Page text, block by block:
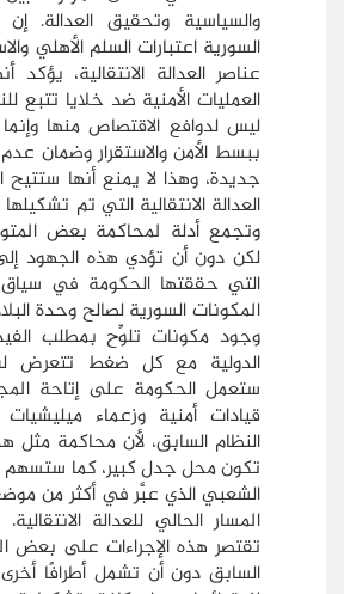
والسياسية وتحقيق العدالة.
السورية اعتبارات السلم الأهلي
عناصر العدالة الانتقالية،
العمليات الأمنية ضد خلايا تتبع
ليس لدوافع الاقتصاص منها
ببسط الأمن والاستقرار وضمان
جديدة، وهذا لا يمنع أنها ستتيح
العدالة الانتقالية التي تم
وتجمع أدلة لمحاكمة بعض
لكن دون أن تؤدي هذه الجهود
التي حققتها الحكومة في
المكونات السورية لصالح وحدة
وجود مكونات تلوِّح بمطلب
الدولية مع كل ضغط تتعرض
ستعمل الحكومة على إتاحة
قيادات أمنية وزعماء
النظام السابق، لأن محاكمة
تكون محل جدل كبير، كما ستسهم
الشعبي الذي عبَّر في أكثر من
المسار الحالي للعدالة
تقتصر هذه الإجراءات على بعض
السابق دون أن تشمل أطرافًا